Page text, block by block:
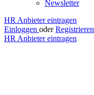
Newsletter
HR Anbieter eintragen
Einloggen oder Registrieren
HR Anbieter eintragen